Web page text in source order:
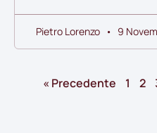
Pietro Lorenzo 9
« Precedente 1 2